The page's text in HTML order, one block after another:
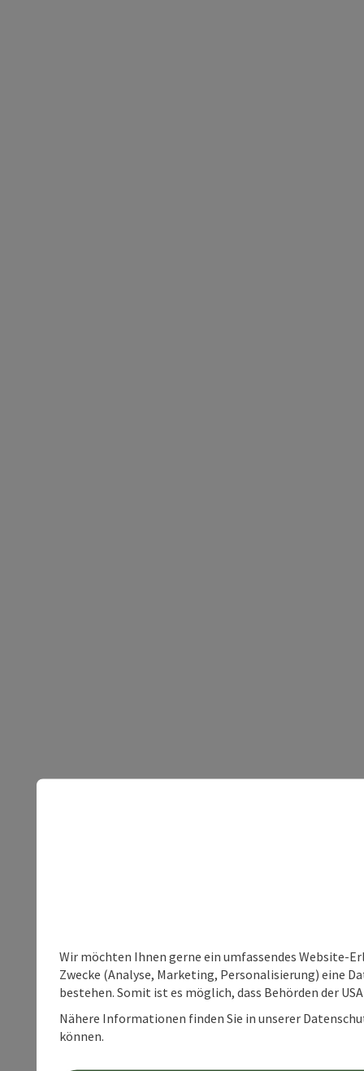
Wir möchten Ihnen gerne ein umfassendes Website-
Zwecke (Analyse, Marketing, Personalisierung) eine
bestehen. Somit ist es möglich, dass Behörden der
Nähere Informationen finden Sie in unserer
können.